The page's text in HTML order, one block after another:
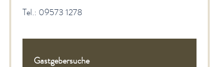
Tel.: 09573 1278
Gastgebersuche